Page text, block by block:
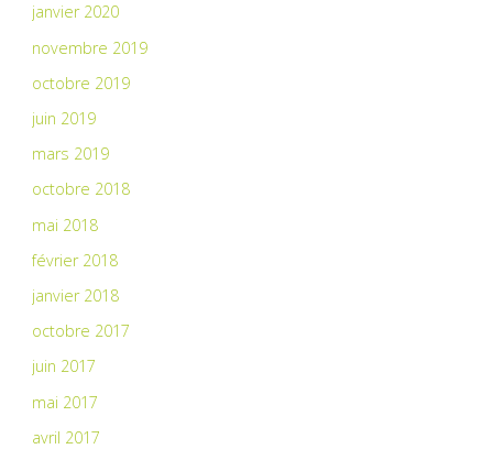
janvier 2020
novembre 2019
octobre 2019
juin 2019
mars 2019
octobre 2018
mai 2018
février 2018
janvier 2018
octobre 2017
juin 2017
mai 2017
avril 2017